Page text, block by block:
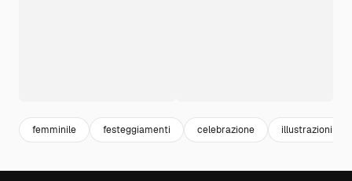
femminile festeggiamenti celebrazione illustrazioni